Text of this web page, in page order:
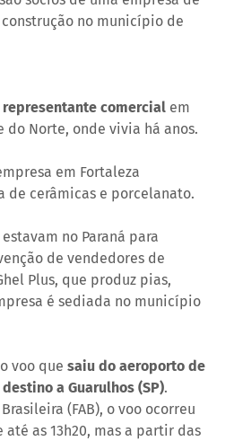
no município de
representante comercial em
do Norte, onde vivia há anos.
em Fortaleza
de cerâmicas e porcelanato.
no Paraná para
de vendedores de
Plus, que produz pias,
é sediada no município
voo que saiu do aeroporto de
a Guarulhos (SP).
(FAB), o voo ocorreu
as 13h20, mas a partir das